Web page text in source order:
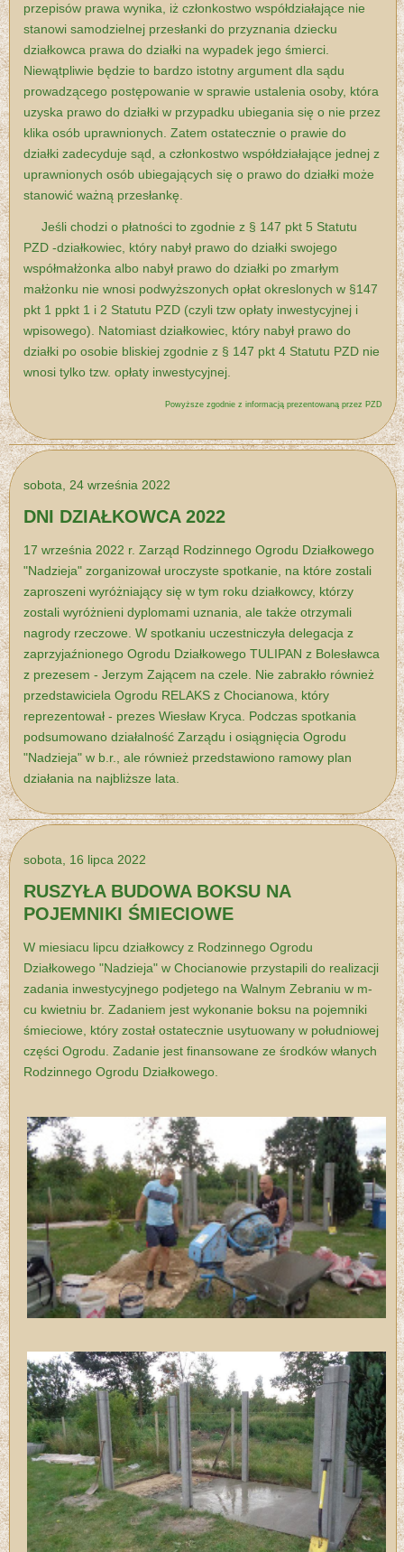
przepisów prawa wynika, iż członkostwo współdziałające nie
stanowi samodzielnej przesłanki do przyznania dziecku
działkowca prawa do działki na wypadek jego śmierci.
Niewątpliwie będzie to bardzo istotny argument dla sądu
prowadzącego postępowanie w sprawie ustalenia osoby, która
uzyska prawo do działki w przypadku ubiegania się o nie przez
klika osób uprawnionych. Zatem ostatecznie o prawie do
działki zadecyduje sąd, a członkostwo współdziałające jednej z
uprawnionych osób ubiegających się o prawo do działki może
stanowić ważną przesłankę.
Jeśli chodzi o płatności to zgodnie z § 147 pkt 5 Statutu
PZD -działkowiec, który nabył prawo do działki swojego
współmałżonka albo nabył prawo do działki po zmarłym
małżonku nie wnosi podwyższonych opłat okreslonych w §147
pkt 1 ppkt 1 i 2 Statutu PZD (czyli tzw opłaty inwestycyjnej i
wpisowego). Natomiast działkowiec, który nabył prawo do
działki po osobie bliskiej zgodnie z § 147 pkt 4 Statutu PZD nie
wnosi tylko tzw. opłaty inwestycyjnej.
Powyższe zgodnie z informacją prezentowaną przez PZD
sobota, 24 września 2022
DNI DZIAŁKOWCA 2022
17 września 2022 r. Zarząd Rodzinnego Ogrodu Działkowego
"Nadzieja" zorganizował uroczyste spotkanie, na które zostali
zaproszeni wyróżniający się w tym roku działkowcy, którzy
zostali wyróżnieni dyplomami uznania, ale także otrzymali
nagrody rzeczowe. W spotkaniu uczestniczyła delegacja z
zaprzyjaźnionego Ogrodu Działkowego TULIPAN z Bolesławca
z prezesem - Jerzym Zającem na czele. Nie zabrakło również
przedstawiciela Ogrodu RELAKS z Chocianowa, który
reprezentował - prezes Wiesław Kryca. Podczas spotkania
podsumowano działalność Zarządu i osiągnięcia Ogrodu
"Nadzieja" w b.r., ale również przedstawiono ramowy plan
działania na najbliższe lata.
sobota, 16 lipca 2022
RUSZYŁA BUDOWA BOKSU NA
POJEMNIKI ŚMIECIOWE
W miesiacu lipcu działkowcy z Rodzinnego Ogrodu
Działkowego "Nadzieja" w Chocianowie przystapili do realizacji
zadania inwestycyjnego podjetego na Walnym Zebraniu w m-
cu kwietniu br. Zadaniem jest wykonanie boksu na pojemniki
śmieciowe, który został ostatecznie usytuowany w południowej
części Ogrodu. Zadanie jest finansowane ze środków włanych
Rodzinnego Ogrodu Działkowego.